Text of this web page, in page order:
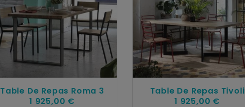
Table De Repas Roma 3
1 925,00 €
Table De Repas Tivoli
1 925,00 €